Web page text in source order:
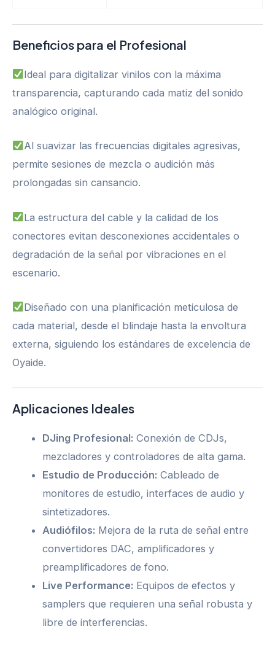
Beneficios para el Profesional
Ideal para digitalizar vinilos con la máxima
transparencia, capturando cada matiz del sonido
analógico original.
Al suavizar las frecuencias digitales agresivas,
permite sesiones de mezcla o audición más
prolongadas sin cansancio.
La estructura del cable y la calidad de los
conectores evitan desconexiones accidentales o
degradación de la señal por vibraciones en el
escenario.
Diseñado con una planificación meticulosa de
cada material, desde el blindaje hasta la envoltura
externa, siguiendo los estándares de excelencia de
Oyaide.
Aplicaciones Ideales
DJing Profesional: Conexión de CDJs,
mezcladores y controladores de alta gama.
Estudio de Producción: Cableado de
monitores de estudio, interfaces de audio y
sintetizadores.
Audiófilos: Mejora de la ruta de señal entre
convertidores DAC, amplificadores y
preamplificadores de fono.
Live Performance: Equipos de efectos y
samplers que requieren una señal robusta y
libre de interferencias.